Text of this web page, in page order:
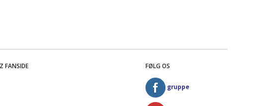
FANSIDE FØLG OS
gruppe